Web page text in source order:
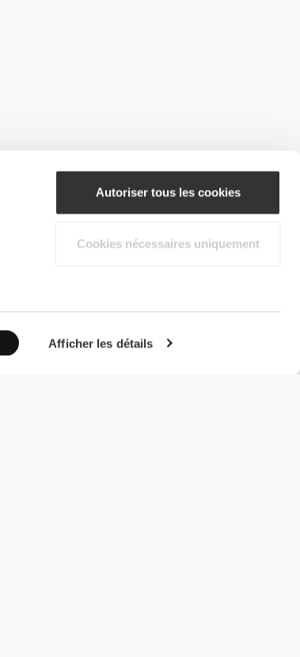
Afficher les détails
Autoriser tous les cookies
Cookies nécessaires uniquement